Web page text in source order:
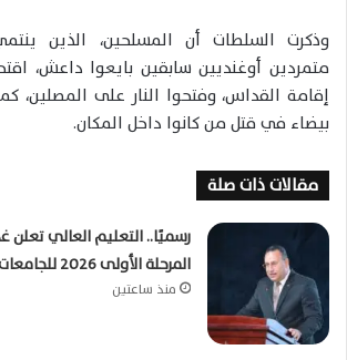
وذكرت السلطات أن المسلحين، الذين
متمردين أوغنديين سابقين بايعوا داعش،
إقامة القداس، وفتحوا النار على المصلين،
بيضاء في قتل من كانوا داخل المكان.
مقالات ذات صلة
رسميًا.. التعليم العالي تعلن
المرحلة الأولى 2026 للجامعات
منذ ساعتين